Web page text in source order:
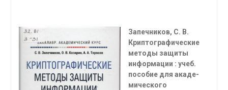
Запечников, С. В.
Криптографические
методы защиты
информации : учеб.
пособие для акаде­
мического